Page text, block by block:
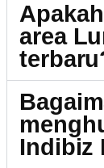
area
Indibiz